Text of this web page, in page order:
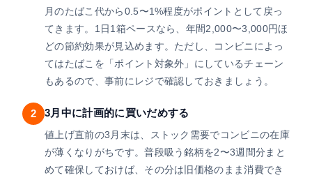
月のたばこ代から0.5〜1%程度がポイントとして戻っ
てきます。1日1箱ペースなら、年間2,000〜3,000円ほ
どの節約効果が見込めます。ただし、コンビニによっ
てはたばこを「ポイント対象外」にしているチェーン
もあるので、事前にレジで確認しておきましょう。
2 3月中に計画的に買いだめする
値上げ直前の3月末は、ストック需要でコンビニの在庫
が薄くなりがちです。普段吸う銘柄を2〜3週間分まと
めて確保しておけば、その分は旧価格のまま消費でき